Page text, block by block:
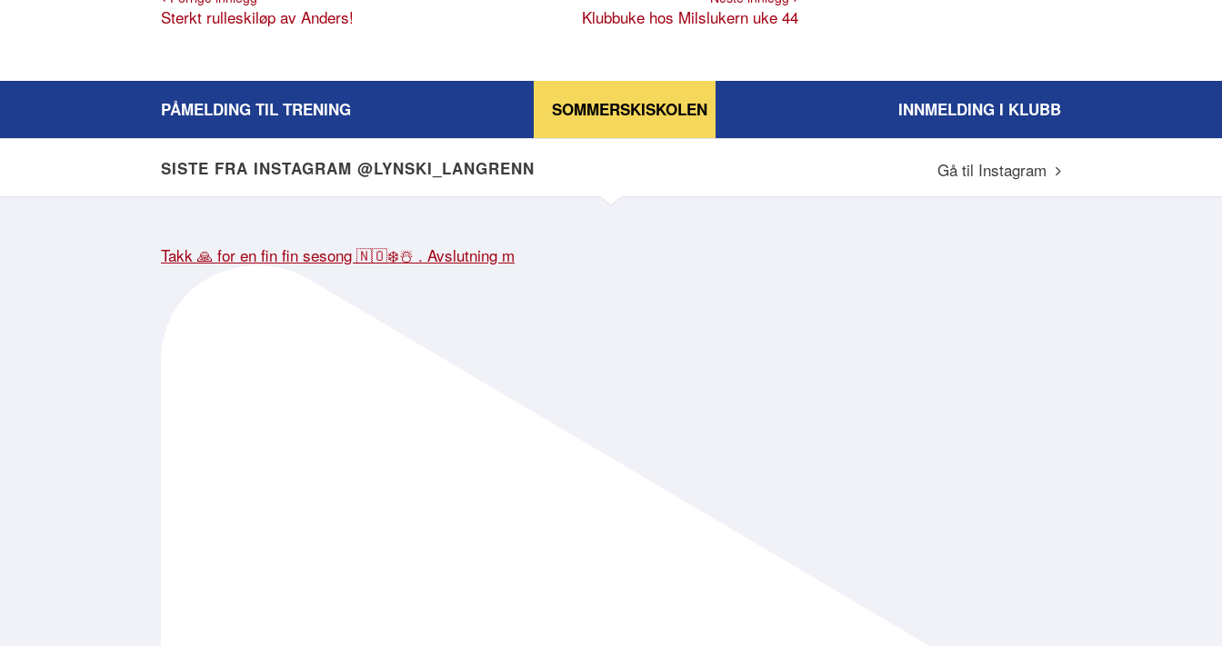
Sterkt rulleskiløp av Anders! Klubbuke hos Milslukern uke 44
PÅMELDING TIL TRENING INNMELDING I KLUBB
SOMMERSKISKOLEN
SISTE FRA INSTAGRAM @LYNSKI_LANGRENN Gå til Instagram
Takk 🙏 for en fin fin sesong 🇳🇴❄️☃️ . Avslutning m